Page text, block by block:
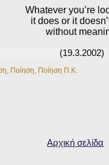
Whatever you’re
it does or it
without
(19.3.2002)
Ποίηση Ποίηση Π.Κ.
Αρχική σελίδα